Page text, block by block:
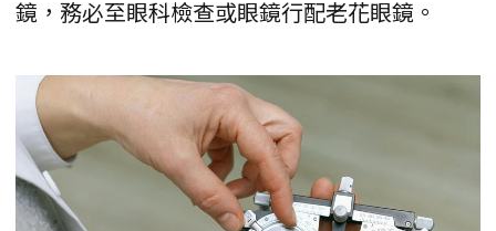
鏡，務必至眼科檢查或眼鏡行配老花眼鏡。